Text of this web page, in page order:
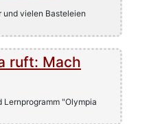
vielen Basteleien
ruft: Mach
Lernprogramm "Olympia